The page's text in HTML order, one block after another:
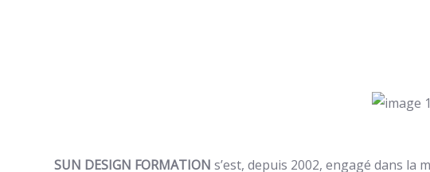
SUN DESIGN FORMATION s’est, depuis 2002, engagé dans la